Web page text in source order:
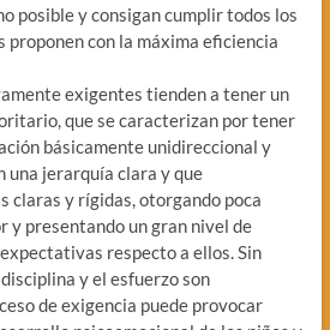
posible y consigan cumplir todos los
proponen con la máxima eficiencia
exigentes tienden a tener un
que se caracterizan por tener
básicamente unidireccional y
una jerarquía clara y que
claras y rígidas, otorgando poca
y presentando un gran nivel de
respecto a ellos. Sin
y el esfuerzo son
de exigencia puede provocar